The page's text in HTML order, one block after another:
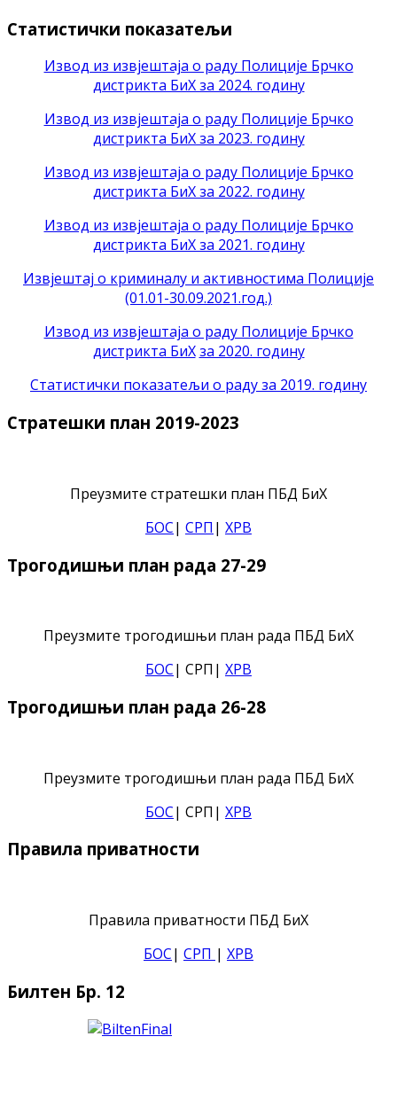
Статистички показатељи
Извод из извјештаја о раду Полиције Брчко
дистрикта БиХ за 2024. годину
Извод из извјештаја о раду Полиције Брчко
дистрикта БиХ за 2023. годину
Извод из извјештаја о раду Полиције Брчко
дистрикта БиХ за 2022. годину
Извод из извјештаја о раду Полиције Брчко
дистрикта БиХ за 2021. годину
Извјештај о криминалу и активностима Полиције
(01.01-30.09.2021.год.)
Извод из извјештаја о раду Полиције Брчко
дистрикта БиХ за 2020. годину
Статистички показатељи о раду за 2019. годину
Стратешки план 2019-2023
Преузмите стратешки план ПБД БиХ
БОС| СРП | ХРВ
Трогодишњи план рада 27-29
Преузмите трогодишњи план рада ПБД БиХ
БОС| СРП| ХРВ
Трогодишњи план рада 26-28
Преузмите трогодишњи план рада ПБД БиХ
БОС| СРП| ХРВ
Правила приватности
Правила приватности ПБД БиХ
БОС| СРП | ХРВ
Билтен Бр. 12